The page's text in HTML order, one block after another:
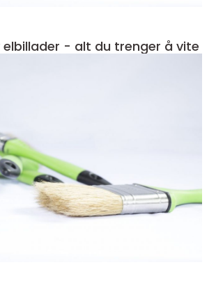
elbillader - alt du trenger å vite